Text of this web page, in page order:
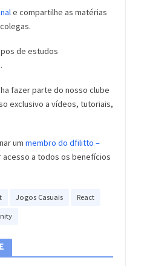
e compartilhe as matérias
de estudos
.
fazer parte do nosso clube
exclusivo a vídeos, tutoriais,
um membro do dfilitto –
acesso a todos os benefícios
Jogos Casuais React